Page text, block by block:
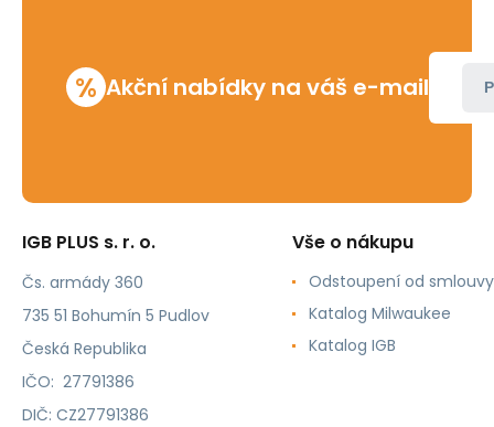
% Akční nabídky na váš e-mail
IGB PLUS s. r. o.
Čs. armády 360
735 51 Bohumín 5 Pudlov
Česká Republika
IČO: 27791386
DIČ: CZ27791386
Vše o nákupu
Odstoupení od smlouvy
Katalog Milwaukee
Katalog IGB